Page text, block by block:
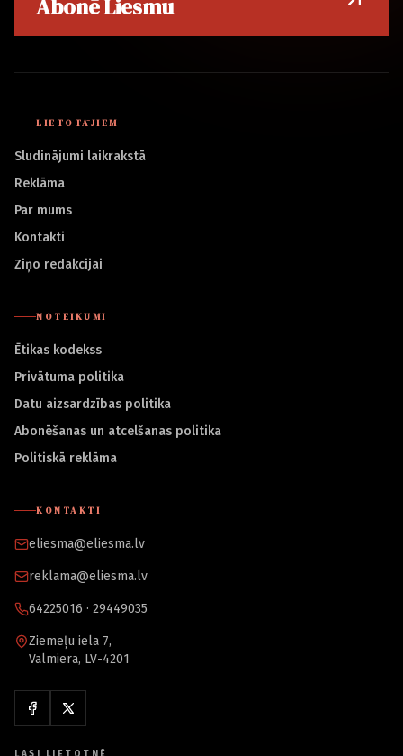
Abonē Liesmu
LIETOTĀJIEM
Sludinājumi laikrakstā
Reklāma
Par mums
Kontakti
Ziņo redakcijai
NOTEIKUMI
Ētikas kodekss
Privātuma politika
Datu aizsardzības politika
Abonēšanas un atcelšanas politika
Politiskā reklāma
KONTAKTI
eliesma@eliesma.lv
reklama@eliesma.lv
64225016 · 29449035
Ziemeļu iela 7,
Valmiera, LV-4201